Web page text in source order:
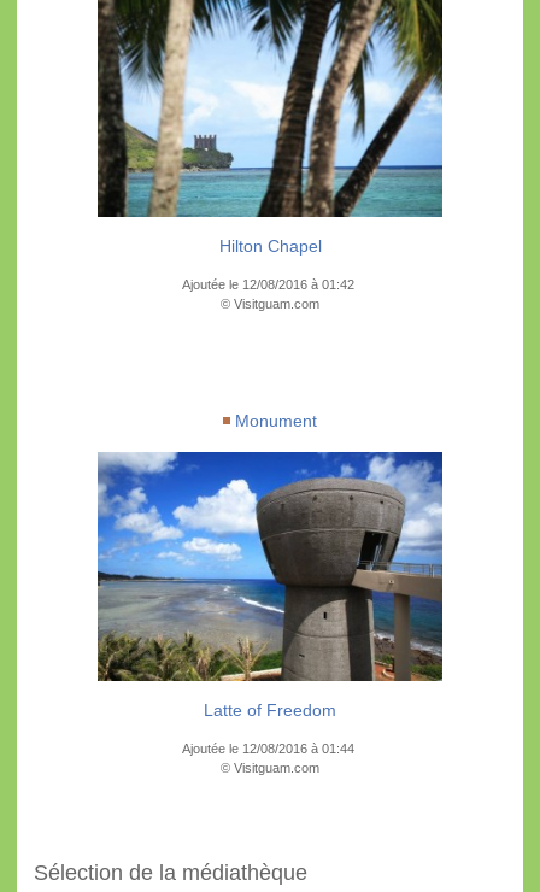
Hilton Chapel
Ajoutée le 12/08/2016 à 01:42
© Visitguam.com
Monument
Latte of Freedom
Ajoutée le 12/08/2016 à 01:44
© Visitguam.com
Sélection de la médiathèque